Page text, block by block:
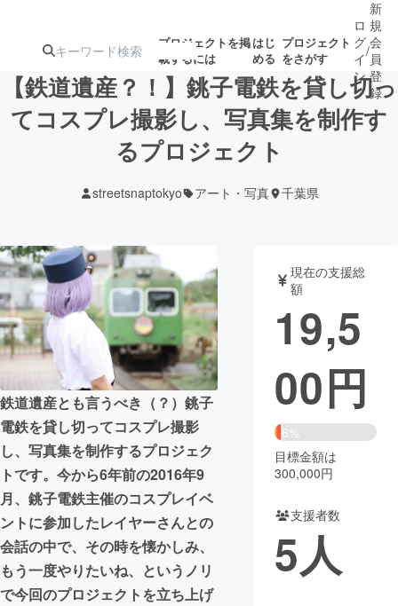
プロジェクトを掲
載するには
はじ
める
プロジェクト
をさがす
注目のリ 注目の新着プロ 募集終了が近いプ
テクノロジー・ガジェット
映像・映画 書籍・雑誌
ビジネス・起業 チャレンジ
まちづくり・地域活性化
CAMPFIRE for Social Good
CAMPFIRE Creation
CAMPFIREふるさと納税
コミュニティ
ロ
グ
イ
ン
/
新
規
会
員
登
録
【鉄道遺産？！】銚子電鉄を貸し切っ
てコスプレ撮影し、写真集を制作す
るプロジェクト
streetsnaptokyo アート・写真 千葉県
鉄道遺産とも言うべき（？）銚子
電鉄を貸し切ってコスプレ撮影
し、写真集を制作するプロジェク
トです。今から6年前の2016年9
月、銚子電鉄主催のコスプレイベ
ントに参加したレイヤーさんとの
会話の中で、その時を懐かしみ、
もう一度やりたいね、というノリ
で今回のプロジェクトを立ち上げ
現在の支援総
額
19,5
00円
6%
目標金額は
300,000円
支援者数
5人